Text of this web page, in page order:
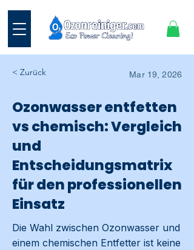
< Zurück Mar 19, 2026
Ozonwasser entfetten
vs chemisch: Vergleich
und
Entscheidungsmatrix
für den professionellen
Einsatz
Die Wahl zwischen Ozonwasser und
einem chemischen Entfetter ist keine